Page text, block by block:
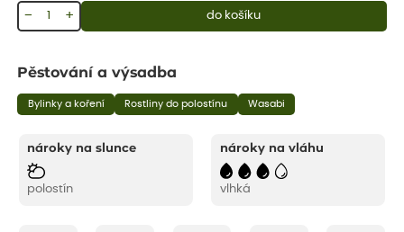
+
− do košíku
Pěstování a výsadba
Bylinky a koření Rostliny do polostínu Wasabi
nároky na slunce
polostín
nároky na vláhu
vlhká